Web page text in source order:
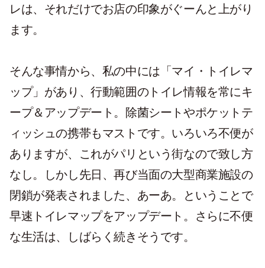
レは、それだけでお店の印象がぐーんと上がり
ます。
そんな事情から、私の中には「マイ・トイレマ
ップ」があり、行動範囲のトイレ情報を常にキ
ープ＆アップデート。除菌シートやポケットテ
ィッシュの携帯もマストです。いろいろ不便が
ありますが、これがパリという街なので致し方
なし。しかし先日、再び当面の大型商業施設の
閉鎖が発表されました、あーあ。ということで
早速トイレマップをアップデート。さらに不便
な生活は、しばらく続きそうです。